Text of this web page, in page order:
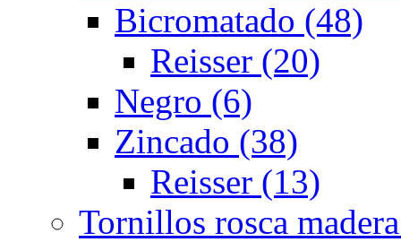
Bicromatado (48)
Reisser (20)
Negro (6)
Zincado (38)
Reisser (13)
Tornillos rosca